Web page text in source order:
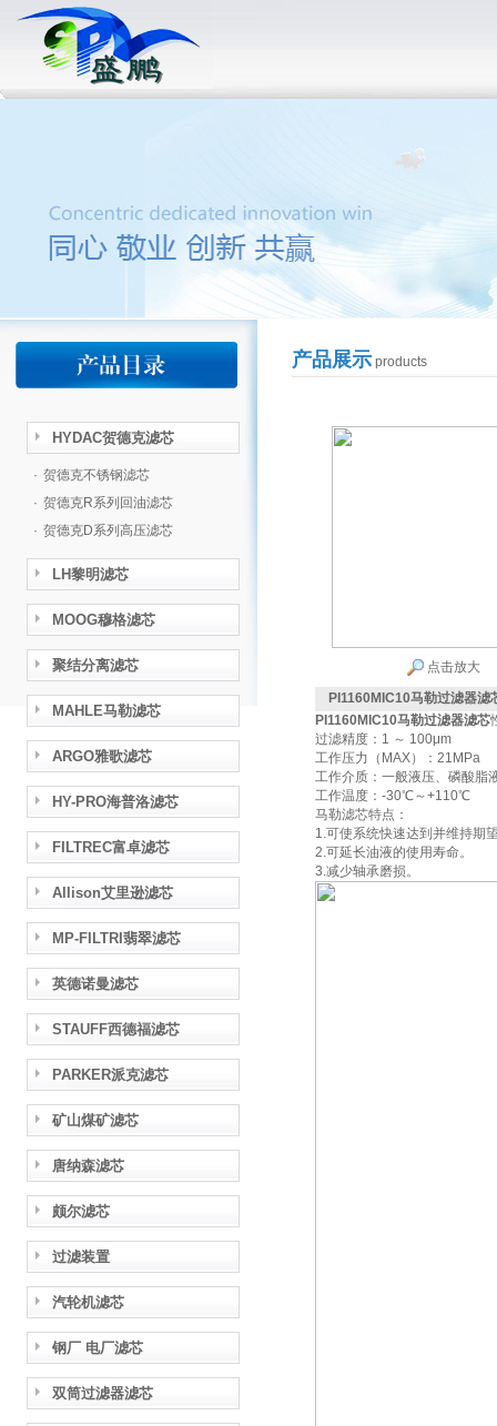
HYDAC贺德克滤芯
· 贺德克不锈钢滤芯
· 贺德克R系列回油滤芯
· 贺德克D系列高压滤芯
LH黎明滤芯
MOOG穆格滤芯
聚结分离滤芯
MAHLE马勒滤芯
ARGO雅歌滤芯
HY-PRO海普洛滤芯
FILTREC富卓滤芯
Allison艾里逊滤芯
MP-FILTRI翡翠滤芯
英德诺曼滤芯
STAUFF西德福滤芯
PARKER派克滤芯
矿山煤矿滤芯
唐纳森滤芯
颇尔滤芯
过滤装置
汽轮机滤芯
钢厂 电厂滤芯
双筒过滤器滤芯
产品展示products
点击放大
PI1160MIC10马勒过滤器滤
PI1160MIC10马勒过滤器滤芯
过滤精度：1 ～ 100μm
工作压力（MAX）：21MPa
工作介质：一般液压、磷酸脂
工作温度：-30℃～+110℃
马勒滤芯特点：
1.可使系统快速达到并维持期
2.可延长油液的使用寿命。
3.减少轴承磨损。